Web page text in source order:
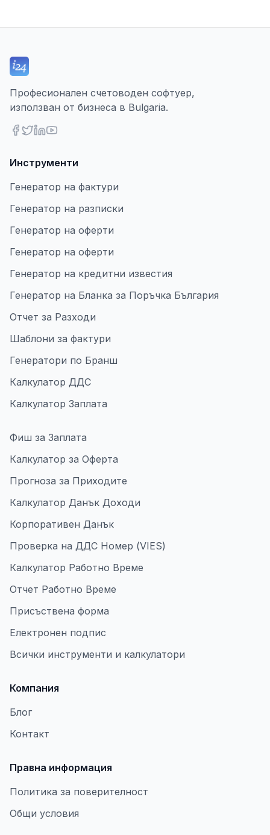
Професионален счетоводен софтуер,
използван от бизнеса в Bulgaria.
Инструменти
Генератор на фактури
Генератор на разписки
Генератор на оферти
Генератор на оферти
Генератор на кредитни известия
Генератор на Бланка за Поръчка България
Отчет за Разходи
Шаблони за фактури
Генератори по Бранш
Калкулатор ДДС
Калкулатор Заплата
Фиш за Заплата
Калкулатор за Оферта
Прогноза за Приходите
Калкулатор Данък Доходи
Корпоративен Данък
Проверка на ДДС Номер (VIES)
Калкулатор Работно Време
Отчет Работно Време
Присъствена форма
Електронен подпис
Всички инструменти и калкулатори
Компания
Блог
Контакт
Правна информация
Политика за поверителност
Общи условия